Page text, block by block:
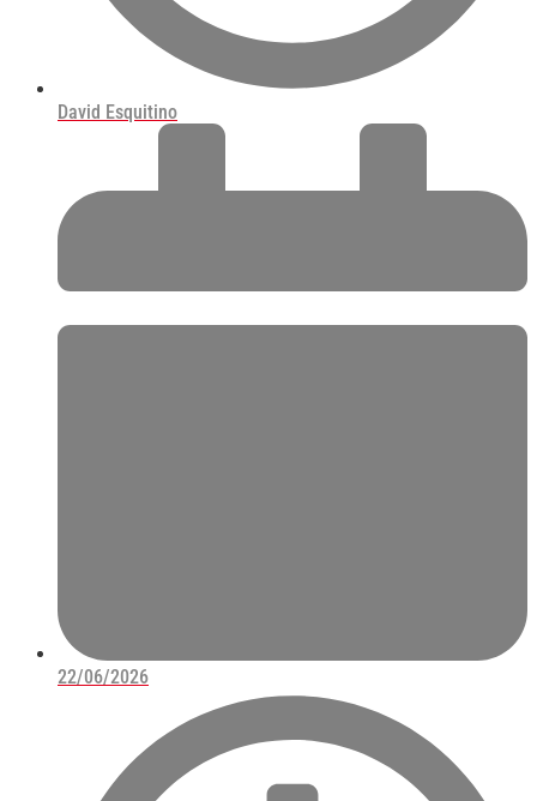
David Esquitino
22/06/2026